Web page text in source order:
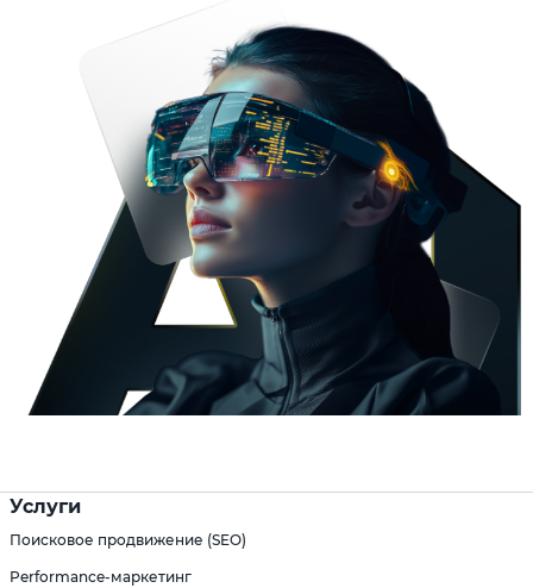
Услуги
Поисковое продвижение (SEO)
Performance-маркетинг